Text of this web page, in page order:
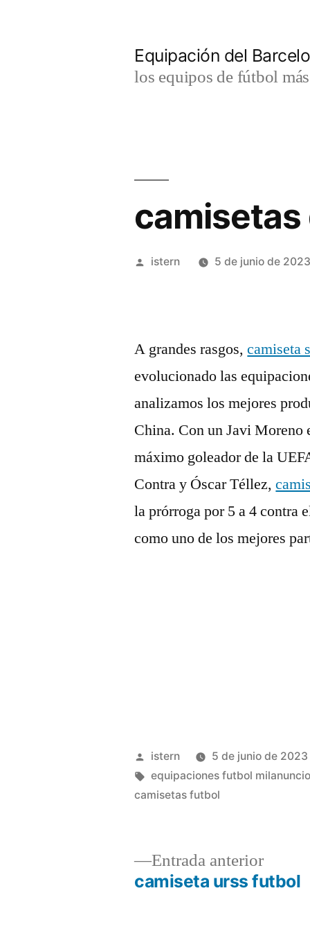
Equipación del
los equipos de fútbol
Publicado
istern 5 de junio de 2023
A grandes rasgos,camiseta
evolucionado las
analizamos los mejores
China. Con un Javi Moreno
máximo goleador de la
Contra y Óscar Téllez,
la prórroga por 5 a 4 contra
como uno de los mejores
Publicado
por
istern 5 de junio de 2023
Etiquetas:
equipaciones futbol
camisetas futbol
Navegación
Entrada anteriorEntrada
camiseta urss futbol